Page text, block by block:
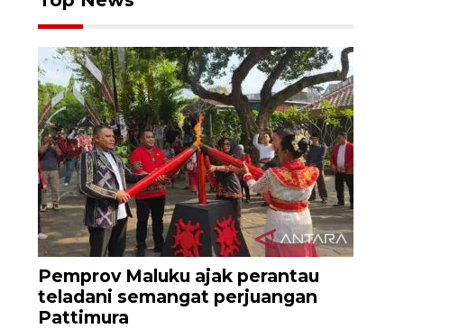
Pemprov Maluku ajak perantau
teladani semangat perjuangan
Pattimura